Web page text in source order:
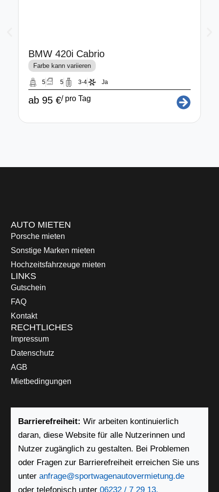
BMW 420i Cabrio
Farbe kann variieren
5 5 3-4 Ja
ab 95 €/ pro Tag
AUTO MIETEN
Porsche mieten
Sonstige Marken mieten
Hochzeitsfahrzeuge mieten
LINKS
Gutschein
FAQ
Kontakt
RECHTLICHES
Impressum
Datenschutz
AGB
Mietbedingungen
Barrierefreiheit: Wir arbeiten kontinuierlich
daran, diese Website für alle Nutzerinnen und
Nutzer zugänglich zu gestalten. Bei Problemen
oder Fragen zur Barrierefreiheit erreichen Sie uns
unteranfrage@sportwagenautovermietung.de
oder telefonisch unter06232 / 7 29 13.